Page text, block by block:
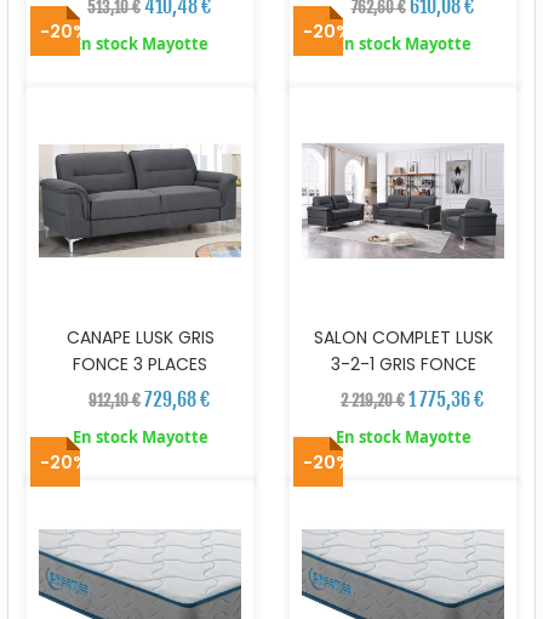
513,10 €410,48 €
En stock Mayotte
762,60 € 610,08 €
En stock Mayotte
-20%
CANAPE LUSK GRIS
FONCE 3 PLACES
912,10 €729,68 €
En stock Mayotte
-20%
SALON COMPLET LUSK
3-2-1 GRIS FONCE
2 219,20 €1 775,36 €
En stock Mayotte
-20% -20%